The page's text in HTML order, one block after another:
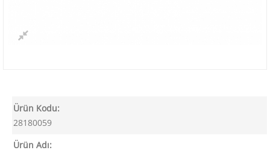
Ürün Kodu:
28180059
Ürün Adı: